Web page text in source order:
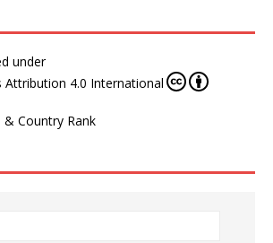
under
Attribution 4.0 International